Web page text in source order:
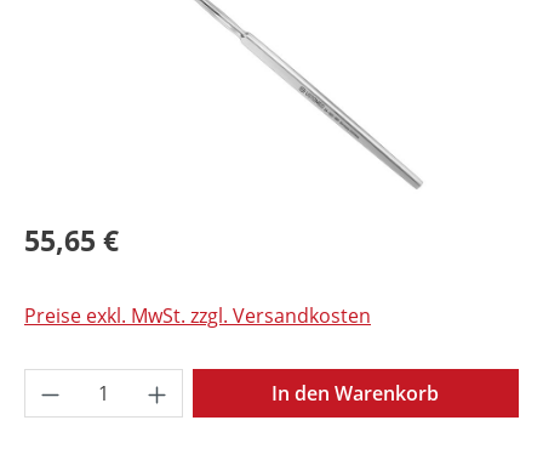
55,65 €
Preise exkl. MwSt. zzgl. Versandkosten
Produkt Anzahl: Gib den gewünschten
In den Warenkorb